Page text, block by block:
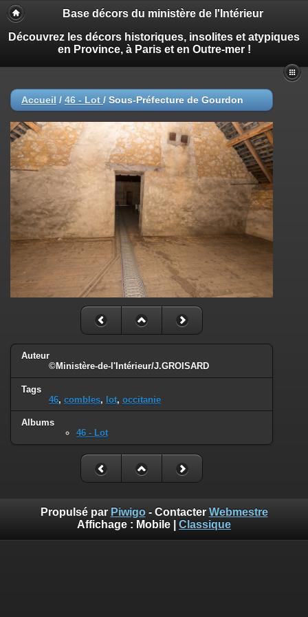
Base décors du ministère de l'Intérieur
Découvrez les décors historiques, insolites et atypiques
en Province, à Paris et en Outre-mer !
Accueil / 46 - Lot / Sous-Préfecture de Gourdon
Auteur
©Ministère-de-l'Intérieur/J.GROISARD
Tags
46, combles, lot, occitanie
Albums
46 - Lot
Propulsé par Piwigo- Contacter Webmestre
Affichage : Mobile Classique